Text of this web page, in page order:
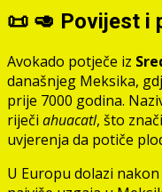
📜 🥑 Povijest i
Avokado potječe iz
današnjeg Meksika,
prije 7000 godina.
riječi ahuacatl, što
uvjerenja da potiče
U Europu dolazi